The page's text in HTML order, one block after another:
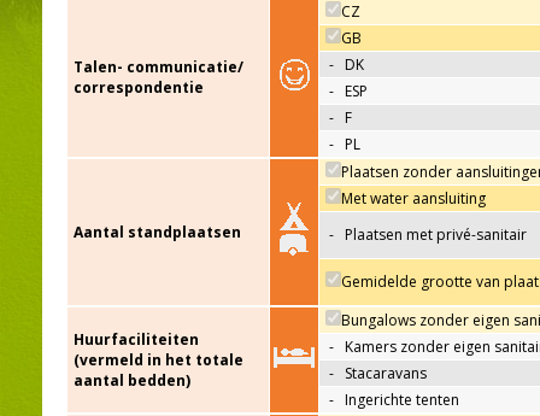
Talen- communicatie/
correspondentie
CZ
GB
- DK
- ESP
- F
- PL
Aantal standplaatsen
Plaatsen zonder
Met water aansluiting
- Plaatsen met privé-sanitair
Gemidelde grootte van
Huurfaciliteiten
(vermeld in het totale
aantal bedden)
Bungalows zonder eigen
- Kamers zonder eigen
- Stacaravans
- Ingerichte tenten